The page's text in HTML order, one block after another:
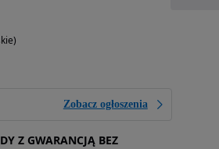
Zobacz ogłoszenia
Z GWARANCJĄ BEZ